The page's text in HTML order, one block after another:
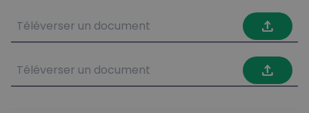
file_upload
file_upload